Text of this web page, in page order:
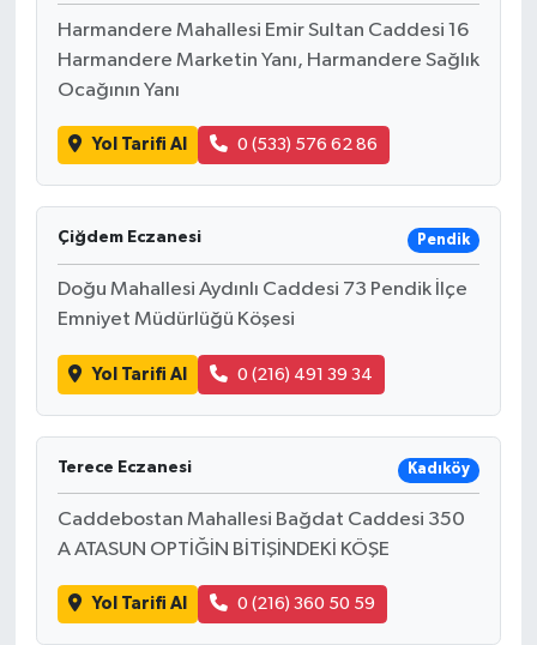
Harmandere Mahallesi Emir Sultan Caddesi 16
Harmandere Marketin Yanı, Harmandere Sağlık
Ocağının Yanı
Yol Tarifi Al 0 (533) 576 62 86
Çiğdem Eczanesi Pendik
Doğu Mahallesi Aydınlı Caddesi 73 Pendik İlçe
Emniyet Müdürlüğü Köşesi
Yol Tarifi Al 0 (216) 491 39 34
Terece Eczanesi Kadıköy
Caddebostan Mahallesi Bağdat Caddesi 350
A ATASUN OPTİĞİN BİTİŞİNDEKİ KÖŞE
Yol Tarifi Al 0 (216) 360 50 59